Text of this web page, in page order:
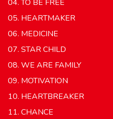
04. TO BE FREE
05. HEARTMAKER
06. MEDICINE
07. STAR CHILD
08. WE ARE FAMILY
09. MOTIVATION
10. HEARTBREAKER
11. CHANCE